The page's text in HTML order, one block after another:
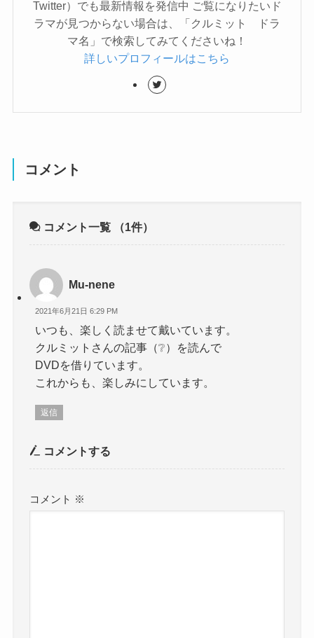
Twitter）でも最新情報を発信中 ご覧になりたいド
ラマが見つからない場合は、「クルミット ドラ
マ名」で検索してみてくださいね！
詳しいプロフィールはこちら
コメント
コメント一覧 （1件）
Mu-nene
2021年6月21日 6:29 PM
いつも、楽しく読ませて戴いています。
クルミットさんの記事（❔）を読んで
DVDを借りています。
これからも、楽しみにしています。
返信
コメントする
コメント ※